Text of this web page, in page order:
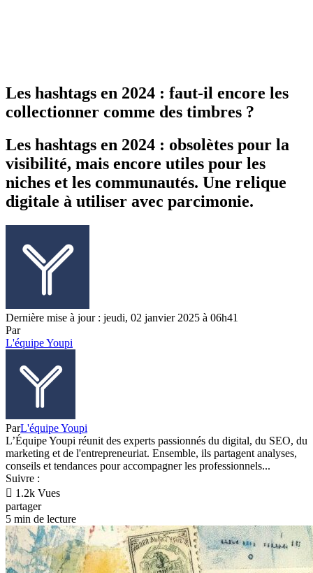
Les hashtags en 2024 : faut-il encore les
collectionner comme des timbres ?
Les hashtags en 2024 : obsolètes pour la
visibilité, mais encore utiles pour les
niches et les communautés. Une relique
digitale à utiliser avec parcimonie.
Dernière mise à jour : jeudi, 02 janvier 2025 à 06h41
Par
L'équipe Youpi
ParL'équipe Youpi
L’Équipe Youpi réunit des experts passionnés du digital, du SEO, du
marketing et de l'entrepreneuriat. Ensemble, ils partagent analyses,
conseils et tendances pour accompagner les professionnels...
Suivre :
1.2k Vues
partager
5 min de lecture